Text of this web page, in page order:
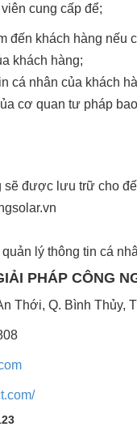
cung cấp để;
đến khách hàng nếu
khách hàng;
cá nhân của khách
cơ quan tư pháp
sẽ được lưu trữ cho
lý thông tin cá
PHÁP CÔNG
Thới, Q. Bình Thủy,